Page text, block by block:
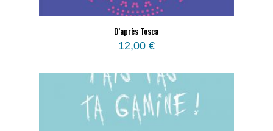
D’après Tosca
12,00 €